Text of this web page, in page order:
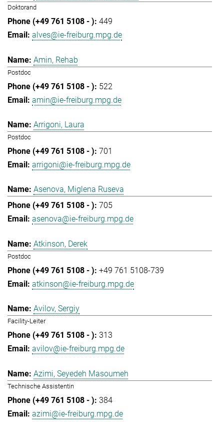
Doktorand
449
alves@ie-freiburg.mpg.de
Amin, Rehab
Postdoc
522
amin@ie-freiburg.mpg.de
Arrigoni, Laura
Postdoc
701
arrigoni@ie-freiburg.mpg.de
Asenova, Miglena Ruseva
705
asenova@ie-freiburg.mpg.de
Atkinson, Derek
Postdoc
+49 761 5108-739
atkinson@ie-freiburg.mpg.de
Avilov, Sergiy
Facility-Leiter
313
avilov@ie-freiburg.mpg.de
Azimi, Seyedeh Masoumeh
Technische Assistentin
384
azimi@ie-freiburg.mpg.de